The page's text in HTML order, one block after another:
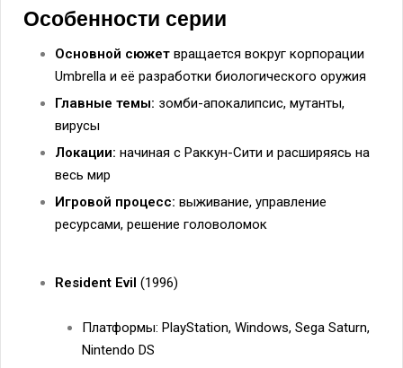
Особенности серии
Основной сюжет вращается вокруг корпорации
Umbrella и её разработки биологического оружия
Главные темы: зомби-апокалипсис, мутанты,
вирусы
Локации: начиная с Раккун-Сити и расширяясь на
весь мир
Игровой процесс: выживание, управление
ресурсами, решение головоломок
Resident Evil (1996)
Платформы: PlayStation, Windows, Sega Saturn,
Nintendo DS